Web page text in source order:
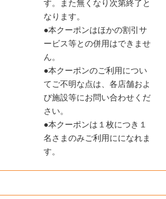
す。また無くなり次第終了と
なります。
●本クーポンはほかの割引サ
ービス等との併用はできませ
ん。
●本クーポンのご利用につい
てご不明な点は、各店舗およ
び施設等にお問い合わせくだ
さい。
●本クーポンは１枚につき１
名さまのみご利用にになれま
す。